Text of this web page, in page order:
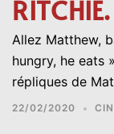
RITCHIE.
Allez Matthew,
hungry, he eats
répliques de
22/02/2020